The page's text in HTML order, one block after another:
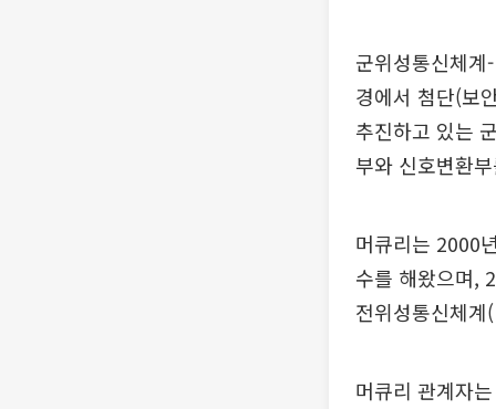
군위성통신체
경에서 첨단(보
추진하고 있는
부와 신호변환
머큐리는 2000
수를 해왔으며,
전위성통신체계
머큐리 관계자